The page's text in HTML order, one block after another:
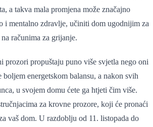
a takva mala promjena može značajno
i mentalno zdravlje, učiniti dom ugodnijim za
računima za grijanje.
prozori propuštaju puno više svjetla nego oni
energetskom balansu, a nakon svih
u svojem domu ćete ga htjeti čim više.
za krovne prozore, koji će pronaći
vaš dom. U razdoblju od 11. listopada do